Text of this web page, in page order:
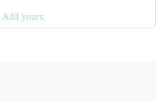
Add yours.